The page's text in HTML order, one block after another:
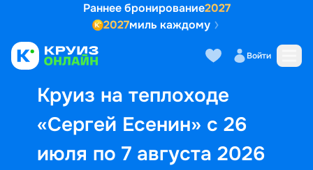
Раннее бронирование2027
2027миль каждому
Войти
Круиз на теплоходе
«Сергей Есенин» с 26
июля по 7 августа 2026
Выбор кают Маршрут и